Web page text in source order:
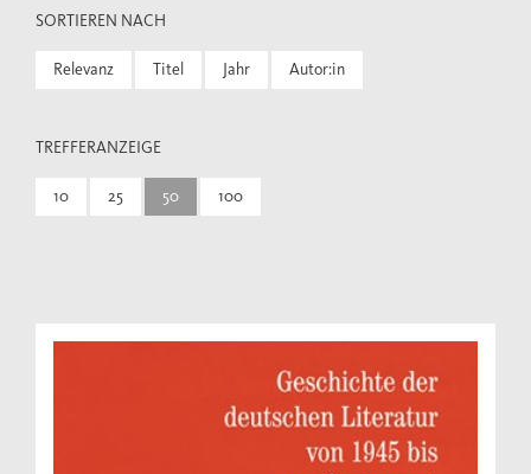
SORTIEREN NACH
Relevanz Titel Jahr Autor:in
TREFFERANZEIGE
10 25 50 100